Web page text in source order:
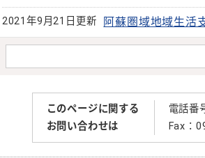
2021年9月21日更新 阿蘇圏域地域生活
このページに関する
お問い合わせは
電話番
Fax：